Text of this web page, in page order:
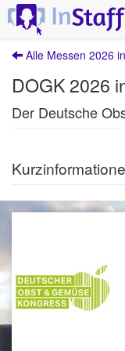
Alle Messen 2026
DOGK 2026
Der Deutsche